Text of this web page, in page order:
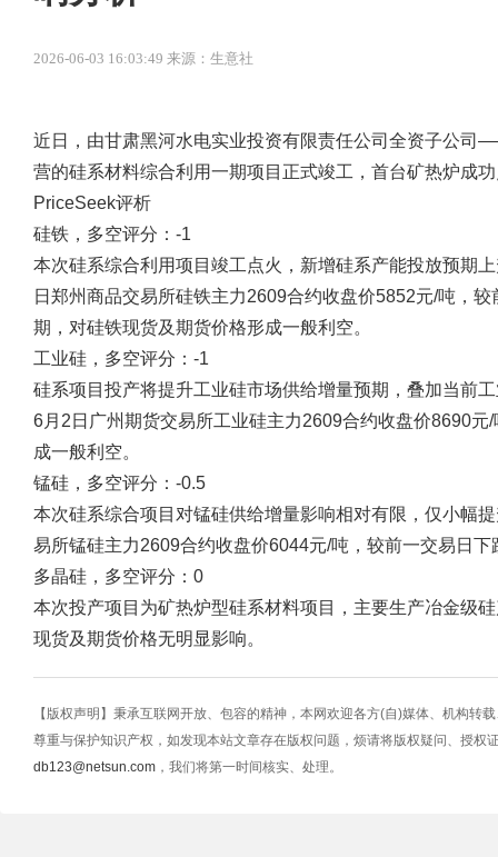
2026-06-03 16:03:49 来源：生意社
近日，由甘肃黑河水电实业投资有限责任公司全资子公
营的硅系材料综合利用一期项目正式竣工，首台矿热炉成
PriceSeek评析
硅铁，多空评分：-1
本次硅系综合利用项目竣工点火，新增硅系产能投放预期
日郑州商品交易所硅铁主力2609合约收盘价5852元/吨，
期，对硅铁现货及期货价格形成一般利空。
工业硅，多空评分：-1
硅系项目投产将提升工业硅市场供给增量预期，叠加当前
6月2日广州期货交易所工业硅主力2609合约收盘价8690
成一般利空。
锰硅，多空评分：-0.5
本次硅系综合项目对锰硅供给增量影响相对有限，仅小幅
易所锰硅主力2609合约收盘价6044元/吨，较前一交易日
多晶硅，多空评分：0
本次投产项目为矿热炉型硅系材料项目，主要生产冶金级
现货及期货价格无明显影响。
【版权声明】秉承互联网开放、包容的精神，本网欢迎各方(自)媒体、机构转
尊重与保护知识产权，如发现本站文章存在版权问题，烦请将版权疑问、授权
db123@netsun.com ，我们将第一时间核实、处理。